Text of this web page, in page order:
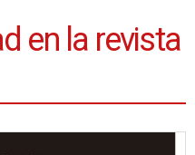
en la revista